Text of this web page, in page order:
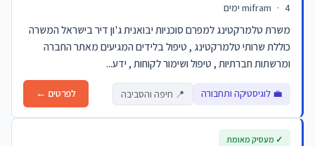
mifram · 4 ימים
משרת טלמרקטינג למפרם סוכניות יבואנית ג'ון דיר בישראל המשרה
כוללת שרותי טלמרקטינג , טיפול בלידים המגיעים מאתר החברה
ומרשתות חברתיות , טיפול ושימור לקוחות , ידע...
💼 לוגיסטיקה ותחבורה 📍 חיפה והסביבה לפרטים ←
✓ מעסיק מאומת